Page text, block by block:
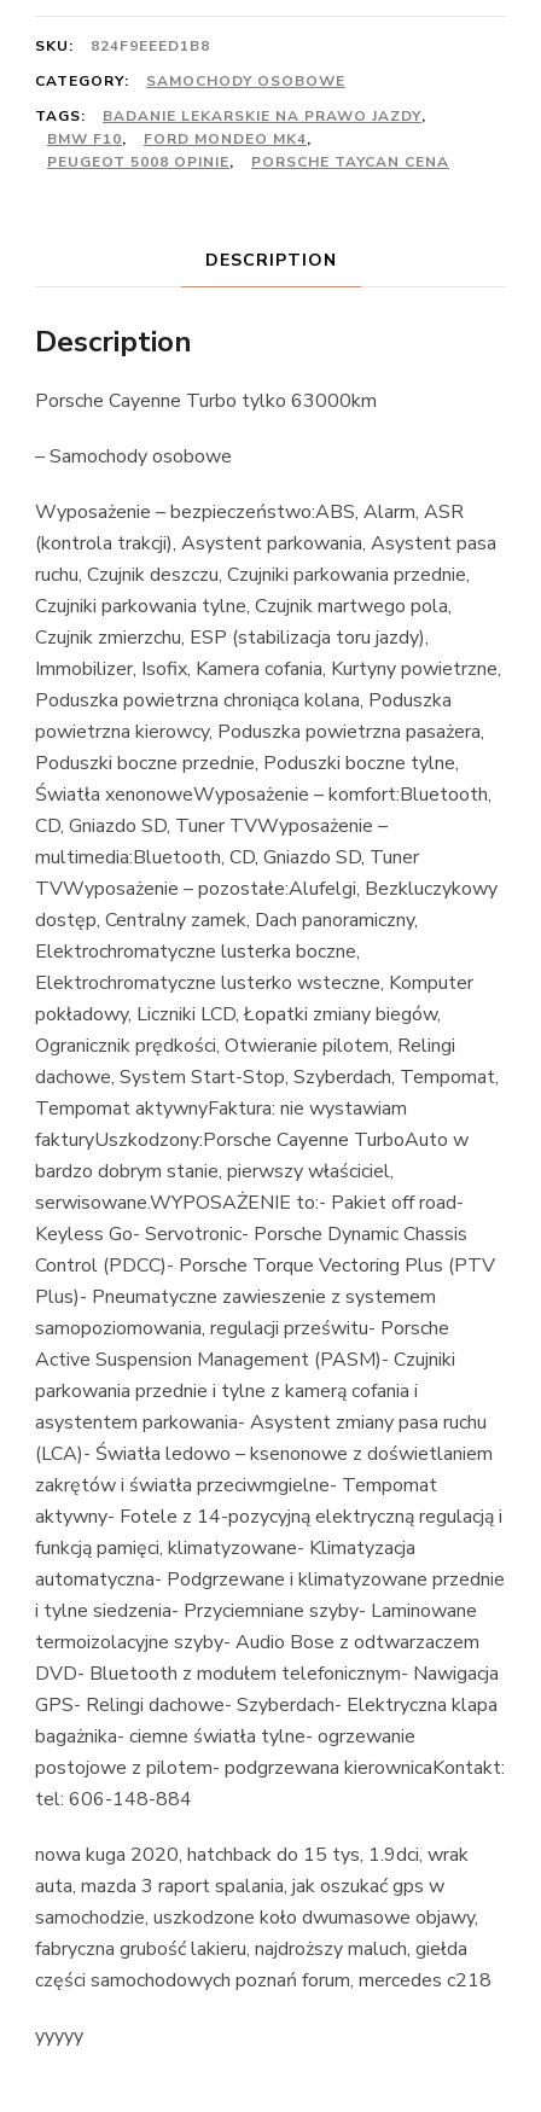
SKU:
824F9EEED1B8
CATEGORY:
SAMOCHODY OSOBOWE
TAGS:
BADANIE LEKARSKIE NA PRAWO JAZDY,
BMW F10, FORD MONDEO MK4,
PEUGEOT 5008 OPINIE, PORSCHE TAYCAN CENA
DESCRIPTION
Description
Porsche Cayenne Turbo tylko 63000km
– Samochody osobowe
Wyposażenie – bezpieczeństwo:ABS, Alarm, ASR
(kontrola trakcji), Asystent parkowania, Asystent pasa
ruchu, Czujnik deszczu, Czujniki parkowania przednie,
Czujniki parkowania tylne, Czujnik martwego pola,
Czujnik zmierzchu, ESP (stabilizacja toru jazdy),
Immobilizer, Isofix, Kamera cofania, Kurtyny powietrzne,
Poduszka powietrzna chroniąca kolana, Poduszka
powietrzna kierowcy, Poduszka powietrzna pasażera,
Poduszki boczne przednie, Poduszki boczne tylne,
Światła xenonoweWyposażenie – komfort:Bluetooth,
CD, Gniazdo SD, Tuner TVWyposażenie –
multimedia:Bluetooth, CD, Gniazdo SD, Tuner
TVWyposażenie – pozostałe:Alufelgi, Bezkluczykowy
dostęp, Centralny zamek, Dach panoramiczny,
Elektrochromatyczne lusterka boczne,
Elektrochromatyczne lusterko wsteczne, Komputer
pokładowy, Liczniki LCD, Łopatki zmiany biegów,
Ogranicznik prędkości, Otwieranie pilotem, Relingi
dachowe, System Start-Stop, Szyberdach, Tempomat,
Tempomat aktywnyFaktura: nie wystawiam
fakturyUszkodzony:Porsche Cayenne TurboAuto w
bardzo dobrym stanie, pierwszy właściciel,
serwisowane.WYPOSAŻENIE to:- Pakiet off road-
Keyless Go- Servotronic- Porsche Dynamic Chassis
Control (PDCC)- Porsche Torque Vectoring Plus (PTV
Plus)- Pneumatyczne zawieszenie z systemem
samopoziomowania, regulacji prześwitu- Porsche
Active Suspension Management (PASM)- Czujniki
parkowania przednie i tylne z kamerą cofania i
asystentem parkowania- Asystent zmiany pasa ruchu
(LCA)- Światła ledowo – ksenonowe z doświetlaniem
zakrętów i światła przeciwmgielne- Tempomat
aktywny- Fotele z 14-pozycyjną elektryczną regulacją i
funkcją pamięci, klimatyzowane- Klimatyzacja
automatyczna- Podgrzewane i klimatyzowane przednie
i tylne siedzenia- Przyciemniane szyby- Laminowane
termoizolacyjne szyby- Audio Bose z odtwarzaczem
DVD- Bluetooth z modułem telefonicznym- Nawigacja
GPS- Relingi dachowe- Szyberdach- Elektryczna klapa
bagażnika- ciemne światła tylne- ogrzewanie
postojowe z pilotem- podgrzewana kierownicaKontakt:
tel: 606-148-884
nowa kuga 2020, hatchback do 15 tys, 1.9dci, wrak
auta, mazda 3 raport spalania, jak oszukać gps w
samochodzie, uszkodzone koło dwumasowe objawy,
fabryczna grubość lakieru, najdroższy maluch, giełda
części samochodowych poznań forum, mercedes c218
yyyyy